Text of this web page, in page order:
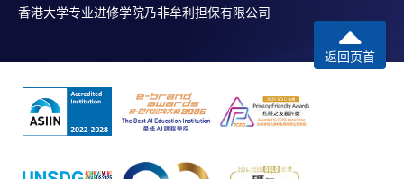
香港大学专业进修学院乃非牟利担保有限公司
返回页首